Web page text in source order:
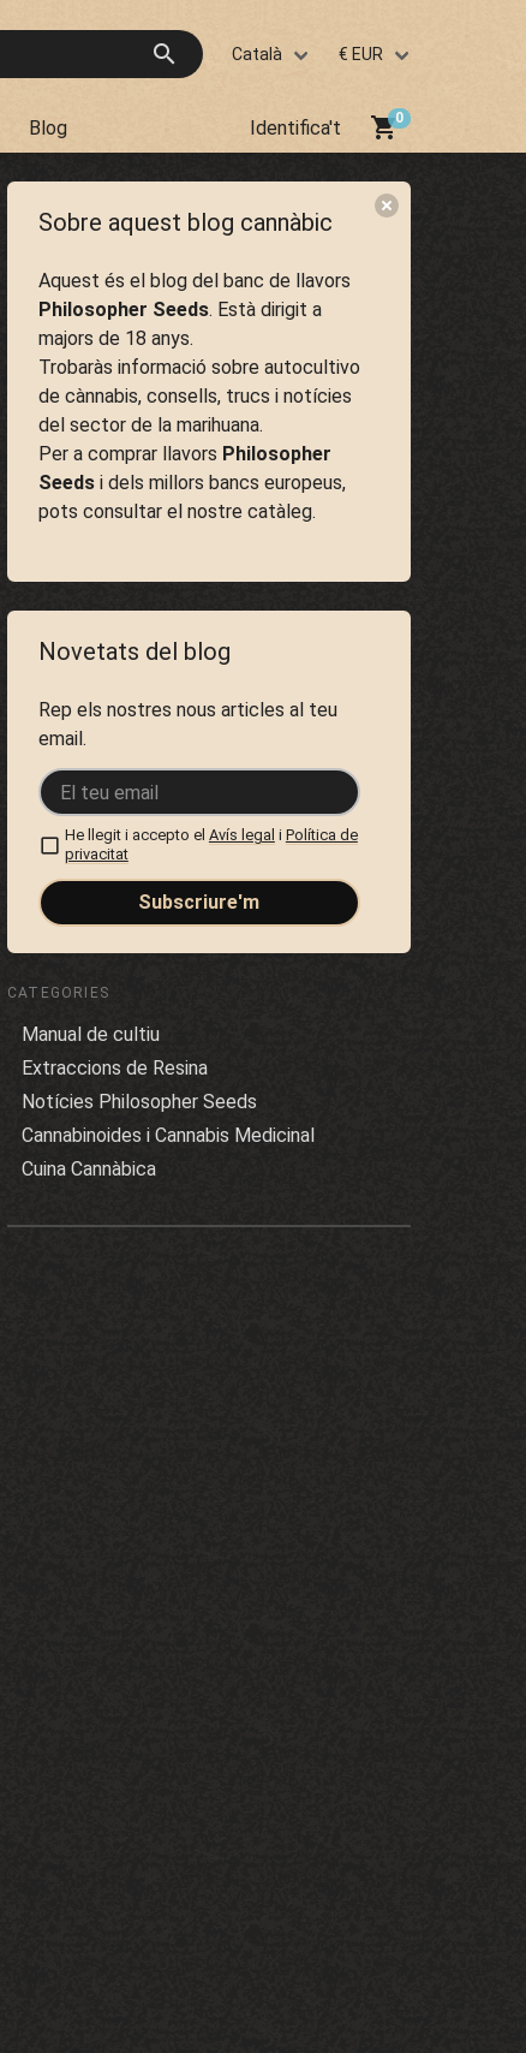
search Català € EUR
Blog Identifica't shopping_cart
Sobre aquest blog cannàbic
Aquest és el blog del banc de llavors
Philosopher Seeds. Està dirigit a
majors de 18 anys.
Trobaràs informació sobre autocultivo
de cànnabis, consells, trucs i notícies
del sector de la marihuana.
Per a comprar llavors Philosopher
Seedsi dels millors bancs europeus,
pots consultar el nostre catàleg.
Novetats del blog
Rep els nostres nous articles al teu
email.
He llegit i accepto el Avís legal i Política de
privacitat
Subscriure'm
CATEGORIES
Manual de cultiu
Extraccions de Resina
Notícies Philosopher Seeds
Cannabinoides i Cannabis Medicinal
Cuina Cannàbica